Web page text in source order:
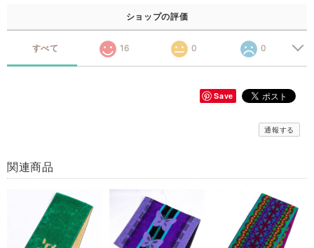
ショップの評価
すべて 16 0 0
Save
通報する
関連商品